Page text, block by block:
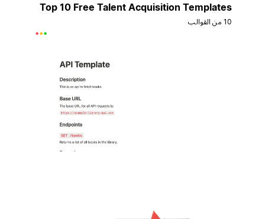
Top 10 Free Talent Acquisition Templates